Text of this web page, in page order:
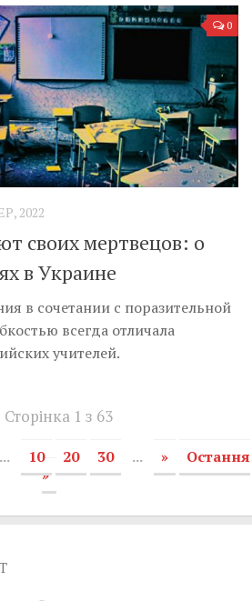
0
2022
своих мертвецов: о
в Украине
в сочетании с поразительной
всегда отличала
учителей.
Сторінка 1 з 63
... 10 20 30 ... »
Остання
»